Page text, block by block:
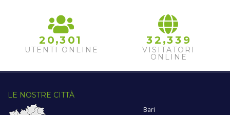
2 0,3 01
UTENTI ONLINE
32 ,33 9
VISITATORI
ONLINE
LE NOSTRE CITTÀ
Bari